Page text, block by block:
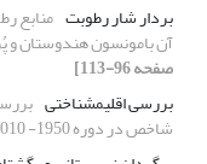
بردار شار رطوبت منابع
آن بامونسون هندوستان و
صفحه 96-113]
بررسی اقلیم­شناختی
شاخص در دوره 1950- 2010